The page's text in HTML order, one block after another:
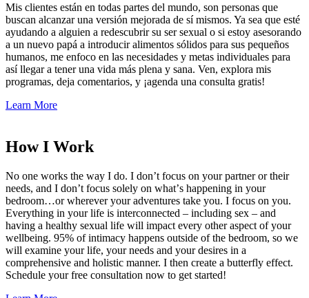
Mis clientes están en todas partes del mundo, son personas que
buscan alcanzar una versión mejorada de sí mismos. Ya sea que esté
ayudando a alguien a redescubrir su ser sexual o si estoy asesorando
a un nuevo papá a introducir alimentos sólidos para sus pequeños
humanos, me enfoco en las necesidades y metas individuales para
así llegar a tener una vida más plena y sana. Ven, explora mis
programas, deja comentarios, y ¡agenda una consulta gratis!
Learn More
How I Work
No one works the way I do. I don’t focus on your partner or their
needs, and I don’t focus solely on what’s happening in your
bedroom…or wherever your adventures take you. I focus on you.
Everything in your life is interconnected – including sex – and
having a healthy sexual life will impact every other aspect of your
wellbeing. 95% of intimacy happens outside of the bedroom, so we
will examine your life, your needs and your desires in a
comprehensive and holistic manner. I then create a butterfly effect.
Schedule your free consultation now to get started!